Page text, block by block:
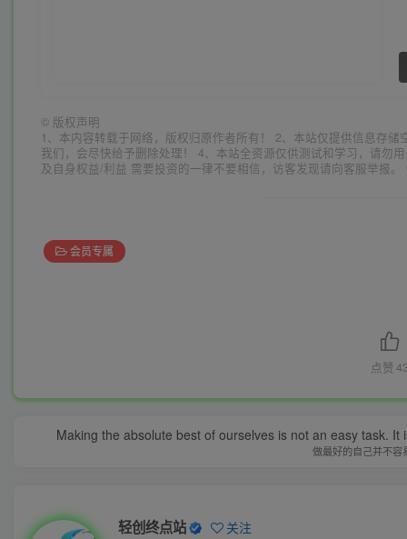
© 版权声明
1、本内容转载于网络，版权归原作者所有！ 2、本站仅提供信息存
我们，会尽快给予删除处理！ 4、本站全资源仅供测试和学习，请勿
及自身权益/利益 需要投资的一律不要相信，访客发现请向客服举报
会员专属
点赞
Making the absolute best of ourselves is not an easy task.
做最好的自己并不容
轻创终点站 关注